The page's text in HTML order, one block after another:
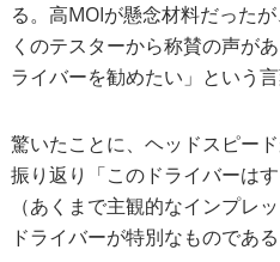
る。高MOIが懸念材料だった
くのテスターから称賛の声が
ライバーを勧めたい」という言
驚いたことに、ヘッドスピー
振り返り「このドライバーは
（あくまで主観的なインプレ
ドライバーが特別なものであ